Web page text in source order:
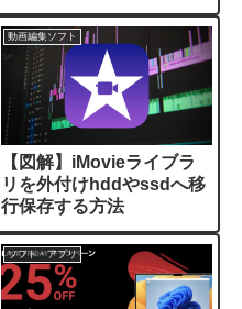
動画編集ソフト
【図解】iMovieライブラ
リを外付けhddやssdへ移
行保存する方法
ソフト・アプリ